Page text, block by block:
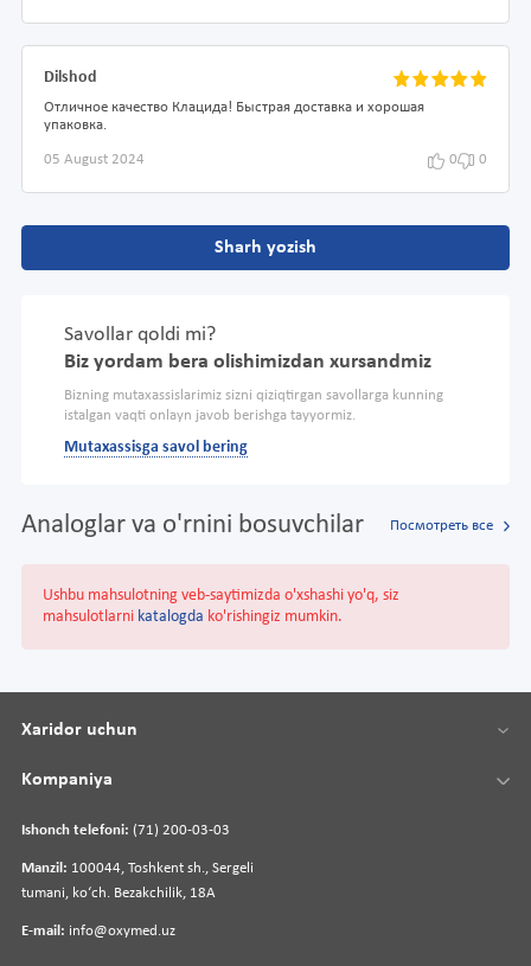
Dilshod
Отличное качество Клацида! Быстрая доставка и хорошая
упаковка.
05 August 2024 0 0
Sharh yozish
Savollar qoldi mi?
Biz yordam bera olishimizdan xursandmiz
Bizning mutaxassislarimiz sizni qiziqtirgan savollarga kunning
istalgan vaqti onlayn javob berishga tayyormiz.
Mutaxassisga savol bering
Analoglar va o'rnini bosuvchilar Посмотреть все
Ushbu mahsulotning veb-saytimizda o'xshashi yo'q, siz
mahsulotlarni katalogda ko'rishingiz mumkin.
Ishonch telefoni: (71) 200-03-03
Manzil: 100044, Toshkent sh., Sergeli
tumani, koʻch. Bezakchilik, 18A
E-mail: info@oxymed.uz
Xaridor uchun
Kompaniya